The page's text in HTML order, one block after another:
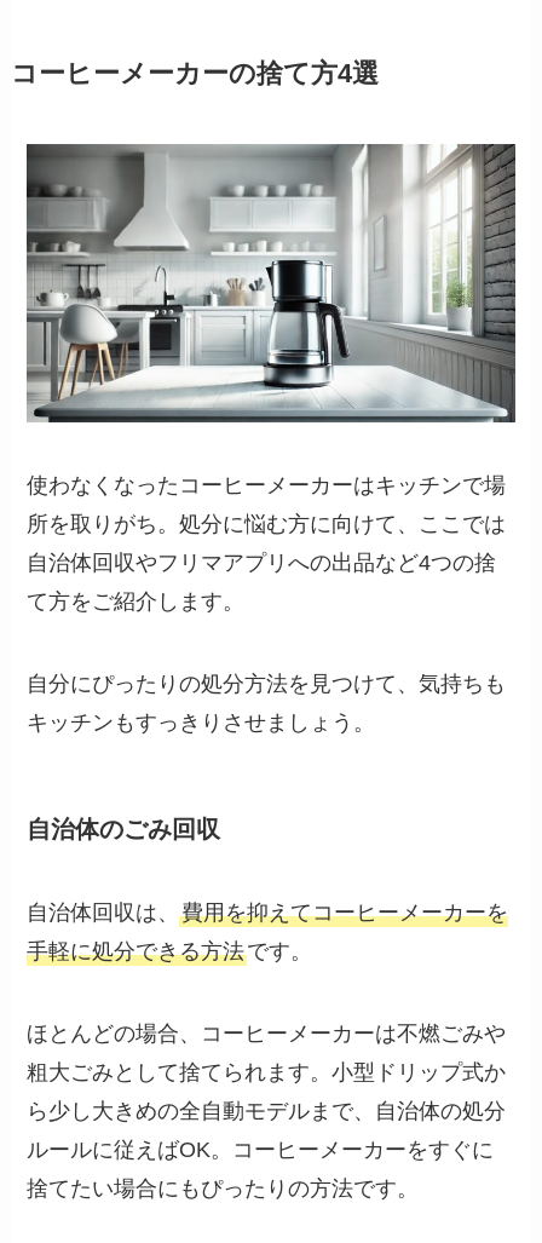
コーヒーメーカーの捨て方4選
使わなくなったコーヒーメーカーはキッチンで場
所を取りがち。処分に悩む方に向けて、ここでは
自治体回収やフリマアプリへの出品など4つの捨
て方をご紹介します。
自分にぴったりの処分方法を見つけて、気持ちも
キッチンもすっきりさせましょう。
自治体のごみ回収
自治体回収は、費用を抑えてコーヒーメーカーを
手軽に処分できる方法です。
ほとんどの場合、コーヒーメーカーは不燃ごみや
粗大ごみとして捨てられます。小型ドリップ式か
ら少し大きめの全自動モデルまで、自治体の処分
ルールに従えばOK。コーヒーメーカーをすぐに
捨てたい場合にもぴったりの方法です。